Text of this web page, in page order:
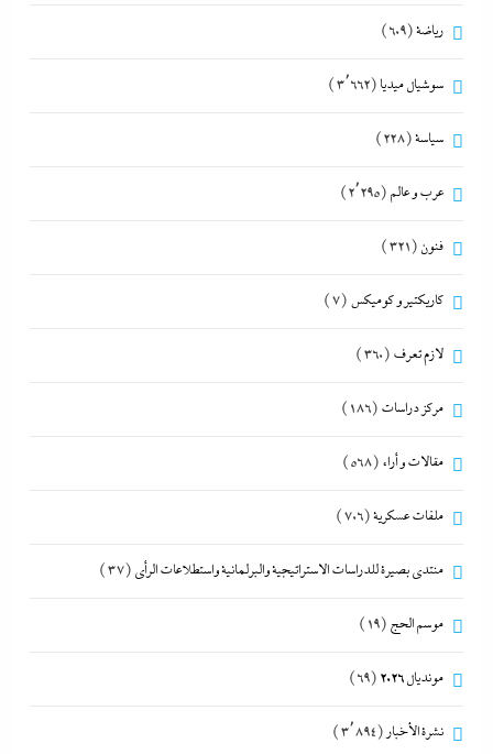
رياضة(609)
سوشيال ميديا (3٬662)
سياسة(228)
عرب و عالم (2٬295)
فنون (321)
كاريكتير و كوميكس (7)
لازم تعرف (360)
مركز دراسات (186)
مقالات و أراء (568)
ملفات عسكرية(706)
منتدى بصيرة للدراسات الاستراتيجية والبرلمانية واستطلاعات الرأى (37)
موسم الحج (19)
مونديال 2026 (69)
نشرة الأخبار (3٬894)